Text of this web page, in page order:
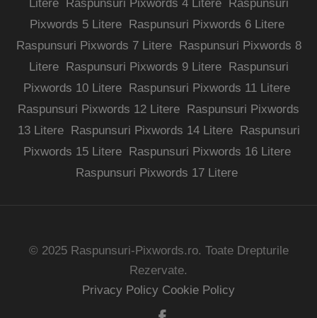
Litere
Raspunsuri Pixwords 4 Litere
Raspunsuri
Pixwords 5 Litere
Raspunsuri Pixwords 6 Litere
Raspunsuri Pixwords 7 Litere
Raspunsuri Pixwords 8
Litere
Raspunsuri Pixwords 9 Litere
Raspunsuri
Pixwords 10 Litere Raspunsuri Pixwords 11 Litere
Raspunsuri Pixwords 12 Litere Raspunsuri Pixwords
13 Litere
Raspunsuri Pixwords 14 Litere
Raspunsuri
Pixwords 15 Litere
Raspunsuri Pixwords 16 Litere
Raspunsuri Pixwords 17 Litere
© 2025 Raspunsuri-Pixwords.ro. Toate Drepturile
Rezervate.
Privacy Policy Cookie Policy